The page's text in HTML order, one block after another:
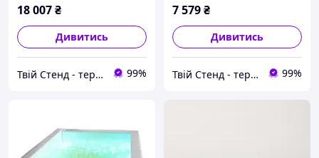
18 007₴
Дивитись
Твій Стенд - термонаклейки, наклейки, стенди, фотошпалери 99%
7 579₴
Дивитись
Твій Стенд - термонаклейки, наклейки, стенди, фотошпалери 99%